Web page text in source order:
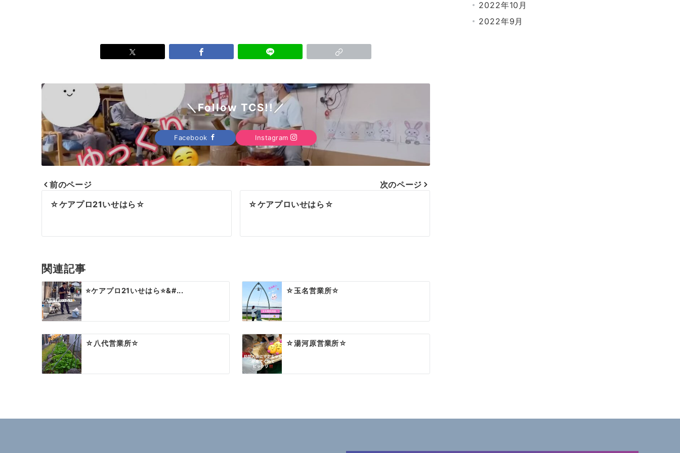
＼Follow TCS!!／
Facebook Instagram
ナ
ゲ
ー
シ
ョ
ン
前のページ
☆ケアプロ21いせはら☆
次のページ
☆ケアプロいせはら☆
関連記事
⭐️ケアプロ21いせはら⭐&#... ☆玉名営業所☆
☆八代営業所☆ ☆湯河原営業所☆
2022年10月
2022年9月